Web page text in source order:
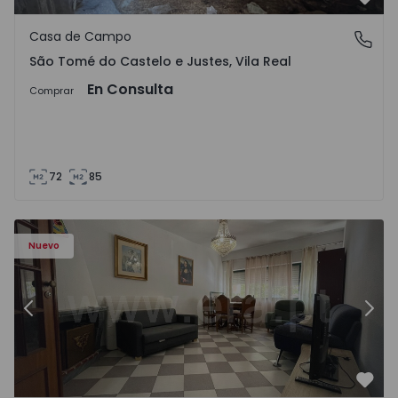
São Tomé do Castelo e Justes, Vila Real
Casa de Campo
São Tomé do Castelo e Justes, Vila Real
Comprar En Consulta
72 85
Nuevo
- 1
Apartamento T2 Montijo, Montijo e Afonsoeiro -
Anterior